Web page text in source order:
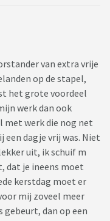
van extra vrije
op de stapel,
het grote voordeel
werk dan ook
met werk die nog net
dagje vrij was. Niet
uit, ik schuif m
dat je ineens moet
kerstdag moet er
mij zoveel meer
dan op een